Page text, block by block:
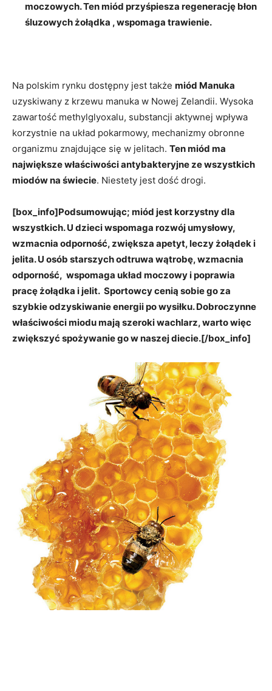
moczowych. Ten miód przyśpiesza regenerację błon
śluzowych żołądka , wspomaga trawienie.
Na polskim rynku dostępny jest także miód Manuka
uzyskiwany z krzewu manuka w Nowej Zelandii. Wysoka
zawartość methylglyoxalu, substancji aktywnej wpływa
korzystnie na układ pokarmowy, mechanizmy obronne
organizmu znajdujące się w jelitach. Ten miód ma
największe właściwości antybakteryjne ze wszystkich
miodów na świecie. Niestety jest dość drogi.
[box_info]Podsumowując; miód jest korzystny dla
wszystkich. U dzieci wspomaga rozwój umysłowy,
wzmacnia odporność, zwiększa apetyt, leczy żołądek i
jelita. U osób starszych odtruwa wątrobę, wzmacnia
odporność, wspomaga układ moczowy i poprawia
pracę żołądka i jelit. Sportowcy cenią sobie go za
szybkie odzyskiwanie energii po wysiłku. Dobroczynne
właściwości miodu mają szeroki wachlarz, warto więc
zwiększyć spożywanie go w naszej diecie.[/box_info]